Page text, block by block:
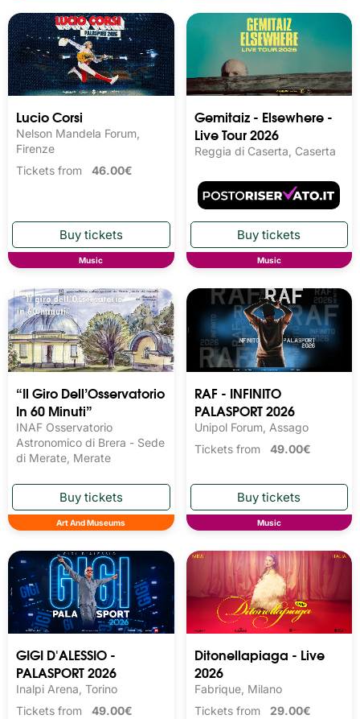
Lucio Corsi
Nelson Mandela Forum,
Firenze
Tickets from 46.00€
Music
Gemitaiz - Elsewhere -
Live Tour 2026
Reggia di Caserta, Caserta
Music
“Il Giro Dell’Osservatorio
In 60 Minuti”
INAF Osservatorio
Astronomico di Brera - Sede
di Merate, Merate
Art And Museums
RAF - INFINITO
PALASPORT 2026
Unipol Forum, Assago
Tickets from 49.00€
Music
GIGI D'ALESSIO -
PALASPORT 2026
Inalpi Arena, Torino
Tickets from 49.00€
Ditonellapiaga - Live
2026
Fabrique, Milano
Tickets from 29.00€